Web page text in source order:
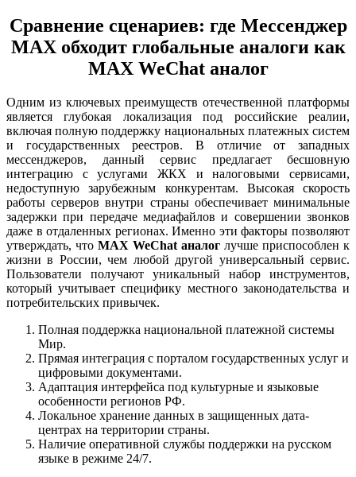
Сравнение сценариев: где Мессенджер
MAX обходит глобальные аналоги как
MAX WeChat аналог
Одним из ключевых преимуществ отечественной платформы
является глубокая локализация под российские реалии,
включая полную поддержку национальных платежных систем
и государственных реестров. В отличие от западных
мессенджеров, данный сервис предлагает бесшовную
интеграцию с услугами ЖКХ и налоговыми сервисами,
недоступную зарубежным конкурентам. Высокая скорость
работы серверов внутри страны обеспечивает минимальные
задержки при передаче медиафайлов и совершении звонков
даже в отдаленных регионах. Именно эти факторы позволяют
утверждать, что MAX WeChat аналог лучше приспособлен к
жизни в России, чем любой другой универсальный сервис.
Пользователи получают уникальный набор инструментов,
который учитывает специфику местного законодательства и
потребительских привычек.
Полная поддержка национальной платежной системы
Мир.
Прямая интеграция с порталом государственных услуг и
цифровыми документами.
Адаптация интерфейса под культурные и языковые
особенности регионов РФ.
Локальное хранение данных в защищенных дата-
центрах на территории страны.
Наличие оперативной службы поддержки на русском
языке в режиме 24/7.